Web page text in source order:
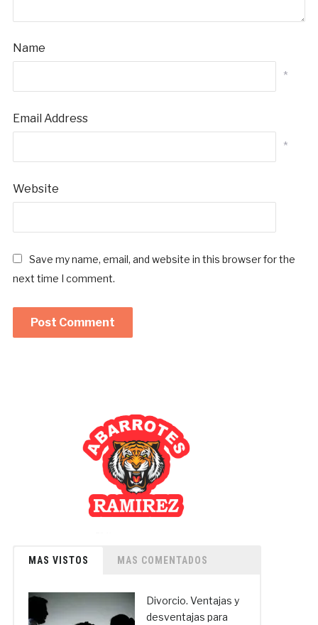
Name
*
Email Address
*
Website
Save my name, email, and website in this browser for the
next time I comment.
MAS VISTOS MAS COMENTADOS
Divorcio. Ventajas y
desventajas para